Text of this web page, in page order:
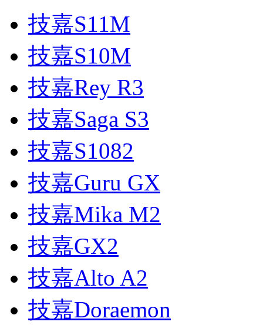
技嘉S11M
技嘉S10M
技嘉Rey R3
技嘉Saga S3
技嘉S1082
技嘉Guru GX
技嘉Mika M2
技嘉GX2
技嘉Alto A2
技嘉Doraemon